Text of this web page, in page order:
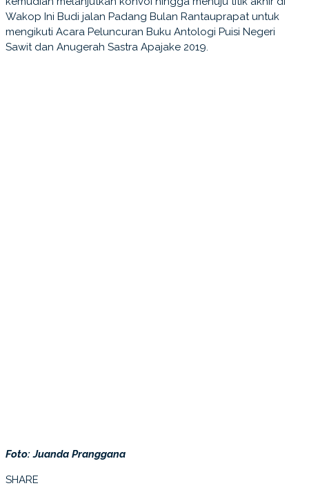
Wakop Ini Budi jalan Padang Bulan Rantauprapat untuk
mengikuti Acara Peluncuran Buku Antologi Puisi Negeri
Sawit dan Anugerah Sastra Apajake 2019.
Foto: Juanda Pranggana
SHARE